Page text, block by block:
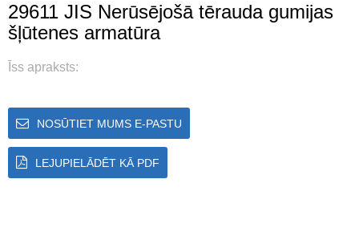
29611 JIS Nerūsējošā tērauda gumijas
šļūtenes armatūra
Īss apraksts:
NOSŪTIET MUMS E-PASTU
LEJUPIELĀDĒT KĀ PDF